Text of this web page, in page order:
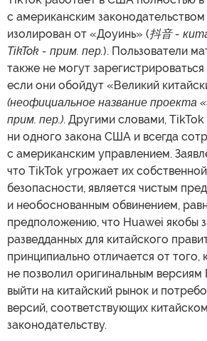
с американским
изолирован от «Доуинь» (抖音 -
TikTok - прим. пер.). Пользователи
также не могут
если они обойдут «Великий
(неофициальное название
прим. пер.). Другими словами,
ни одного закона США и всегда
с американским управлением.
что TikTok угрожает их
безопасности, является чистым
и необоснованным обвинением,
предположению, что Huawei якобы
разведданных для китайского
принципиально отличается от того,
не позволил оригинальным
выйти на китайский рынок и
версий, соответствующих
законодательству.